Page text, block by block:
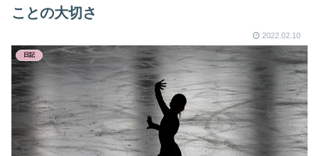
ことの大切さ
2022.02.10
日記